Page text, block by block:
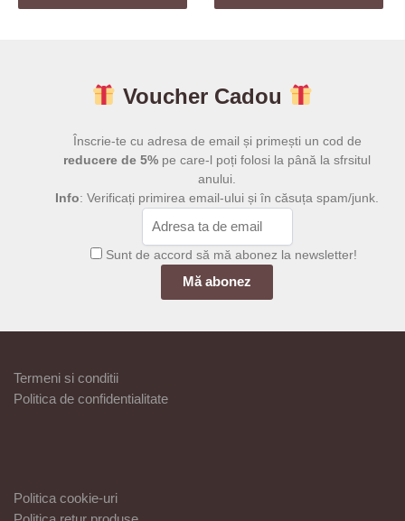
fost:
159,00 lei.
459,00 lei.
Voucher Cadou
Înscrie-te cu adresa de email și primești un cod de
reducere de 5% pe care-l poți folosi la până la sfrsitul
anului.
Info: Verificați primirea email-ului și în căsuța spam/junk.
Sunt de accord să mă abonez la newsletter!
Termeni si conditii
Politica de confidentialitate
Politica cookie-uri